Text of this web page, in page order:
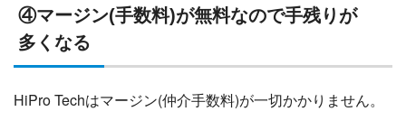
④マージン(手数料)が無料なので手残りが
多くなる
HiPro Techはマージン(仲介手数料)が一切かかりません。